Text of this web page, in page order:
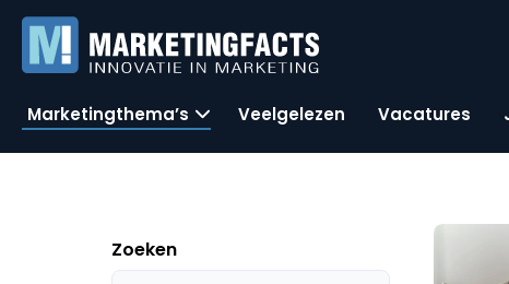
Marketingthema’s Veelgelezen Vacatures
Zoeken